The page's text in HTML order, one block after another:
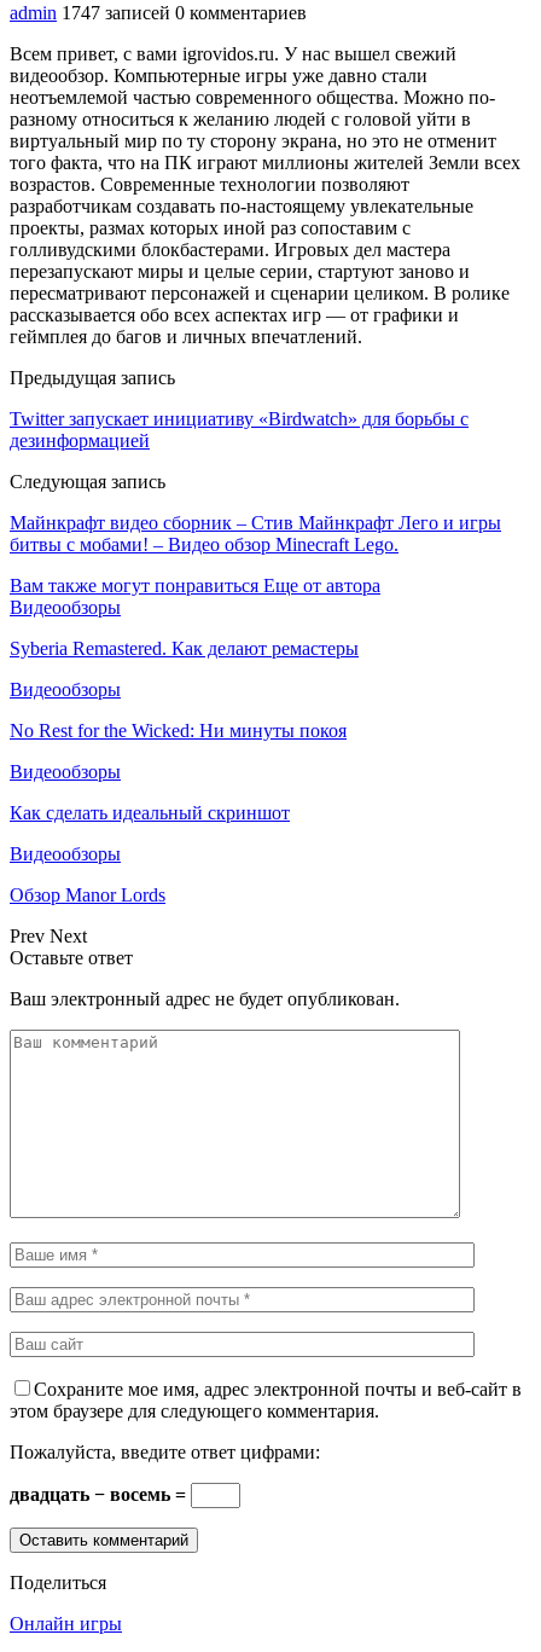
admin 1747 записей 0 комментариев
Всем привет, с вами igrovidos.ru. У нас вышел свежий
видеообзор. Компьютерные игры уже давно стали
неотъемлемой частью современного общества. Можно по-
разному относиться к желанию людей с головой уйти в
виртуальный мир по ту сторону экрана, но это не отменит
того факта, что на ПК играют миллионы жителей Земли всех
возрастов. Современные технологии позволяют
разработчикам создавать по-настоящему увлекательные
проекты, размах которых иной раз сопоставим с
голливудскими блокбастерами. Игровых дел мастера
перезапускают миры и целые серии, стартуют заново и
пересматривают персонажей и сценарии целиком. В ролике
рассказывается обо всех аспектах игр — от графики и
геймплея до багов и личных впечатлений.
Предыдущая запись
Twitter запускает инициативу «Birdwatch» для борьбы с
дезинформацией
Следующая запись
Майнкрафт видео сборник – Стив Майнкрафт Лего и игры
битвы с мобами! – Видео обзор Minecraft Lego.
Вам также могут понравиться Еще от автора
Видеообзоры
Syberia Remastered. Как делают ремастеры
Видеообзоры
No Rest for the Wicked: Ни минуты покоя
Видеообзоры
Как сделать идеальный скриншот
Видеообзоры
Обзор Manor Lords
Prev Next
Оставьте ответ
Ваш электронный адрес не будет опубликован.
Сохраните мое имя, адрес электронной почты и веб-сайт в
этом браузере для следующего комментария.
Пожалуйста, введите ответ цифрами:
двадцать − восемь =
Поделиться
Онлайн игры